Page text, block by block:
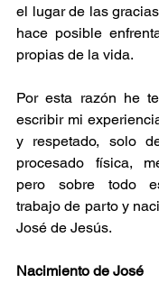
el lugar de las
hace posible
propias de la vida.
Por esta razón he
escribir mi
y respetado, solo
procesado física,
pero sobre todo
trabajo de parto y
José de Jesús.
Nacimiento de José